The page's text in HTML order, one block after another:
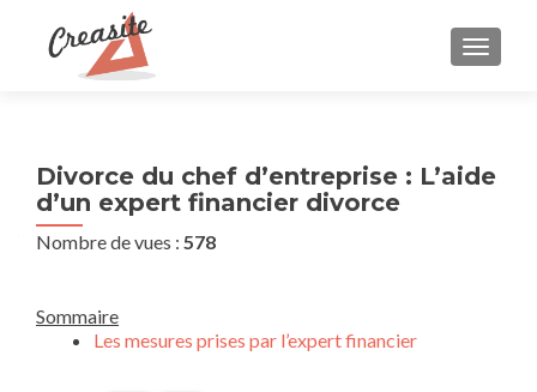
Divorce du chef d’entreprise : L’aide
d’un expert financier divorce
Nombre de vues : 578
Sommaire
Les mesures prises par l’expert financier